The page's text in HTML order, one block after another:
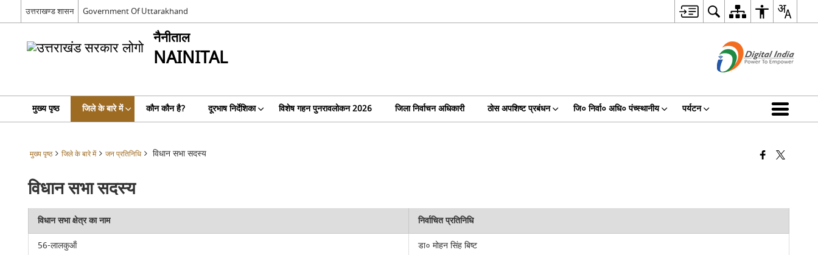
उत्तराखण्ड शासन Government Of Uttarakhand
नैनीताल
NAINITAL
मुख्य पृष्ठ जिले के बारे में कौन कौन है? दूरभाष निर्देशिका विशेष गहन पुनरावलोकन 2026 जिला निर्वाचन अधिकारी ठोस अपशिष्ट प्रबंधन जि० निर्वा० अधि० पंच्स्थानीय पर्यटन
मुख्य पृष्ठ जिले के बारे में जन प्रतिनिधि विधान सभा सदस्य
विधान सभा सदस्य
विधान सभा क्षेत्र का नाम
निर्वाचित प्रतिनिधि
56-लालकुऑं
डा० मोहन सिंह बिष्ट